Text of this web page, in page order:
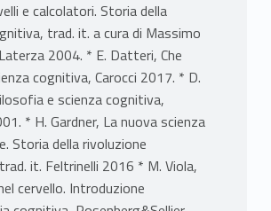
e calcolatori. Storia della
trad. it. a cura di Massimo
2004. * E. Datteri, Che
cognitiva, Carocci 2017. * D.
e scienza cognitiva,
* H. Gardner, La nuova scienza
Storia della rivoluzione
it. Feltrinelli 2016 * M. Viola,
cervello. Introduzione